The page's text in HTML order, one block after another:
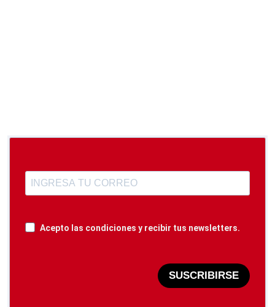
Acepto las condiciones y recibir tus newsletters.
SUSCRIBIRSE